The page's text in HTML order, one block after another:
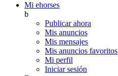
Mi ehorses
b
Publicar ahora
Mis anuncios
Mis mensajes
Mis anuncios favoritos
Mi perfil
Iniciar sesión